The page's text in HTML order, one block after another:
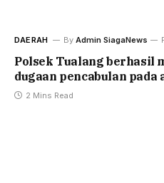
DAERAH By Admin SiagaNews
Polsek Tualang berhasil
dugaan pencabulan pada
2 Mins Read